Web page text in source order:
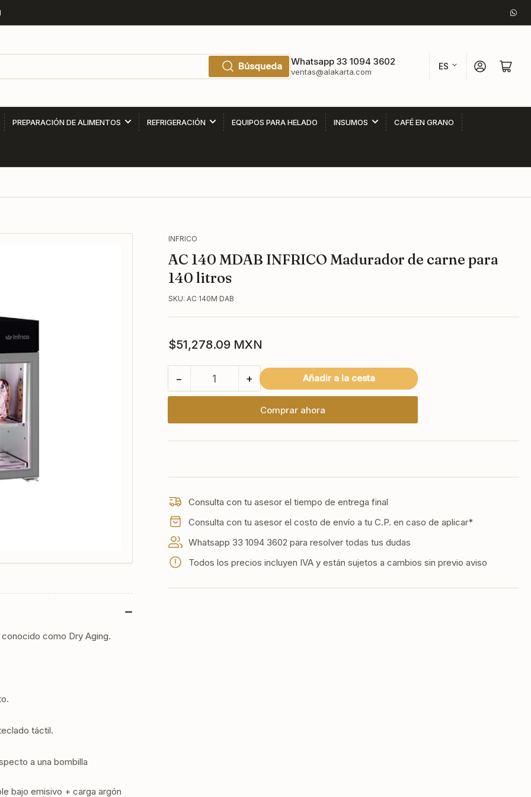
Búsqueda Whatsapp 33 1094 3602
ventas@alakarta.com
I
o
ES Iniciar sesiónAbrir cesta
PREPARACIÓN DE ALIMENTOS REFRIGERACIÓN EQUIPOS PARA HELADO INSUMOS CAFÉ EN GRANO
INFRICO
AC 140 MDAB INFRICO Madurador de carne para
140 litros
SKU: AC 140M DAB
Precio
regular
$51,278.09 MXN
−Reducir
cantidad
AC
carne
para
140
litros
Cantidad +Aumentar
cantidad
para
AC
para
140
Añadir a la cesta
Comprar ahora
Consulta con tu asesor el tiempo de entrega final
Consulta con tu asesor el costo de envío a tu C.P. en caso de aplicar*
Whatsapp 33 1094 3602 para resolver todas tus dudas
Todos los precios incluyen IVA y están sujetos a cambios sin previo aviso
como Dry Aging.
táctil.
a una bombilla
bajo emisivo + carga argón